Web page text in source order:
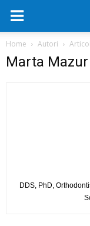
Home Autori
Marta Mazur
DDS, PhD,